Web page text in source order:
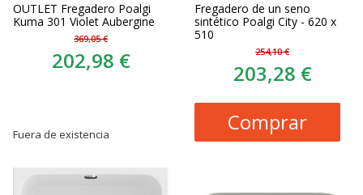
OUTLET Fregadero Poalgi
Kuma 301 Violet Aubergine
369,05 €
202,98 €
Fuera de existencia
Fregadero de un seno
sintético Poalgi City - 620 x
510
254,10 €
203,28 €
Comprar